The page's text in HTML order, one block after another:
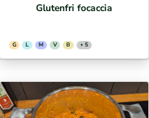
Glutenfri focaccia
G L M V B + 5